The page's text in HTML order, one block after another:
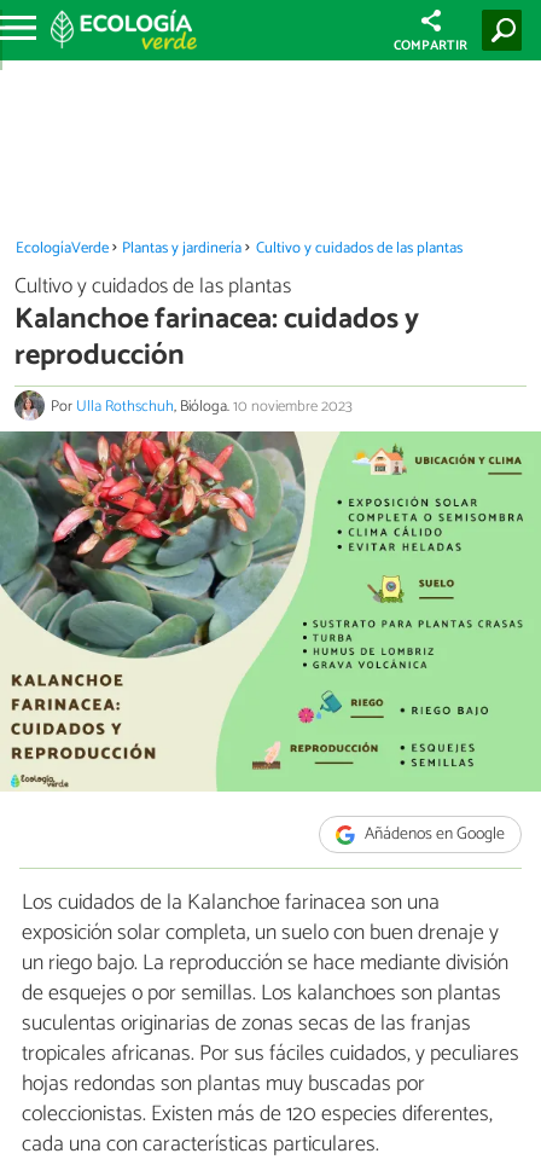
COMPARTIR
EcologíaVerde Plantas y jardinería Cultivo y cuidados de las plantas
Cultivo y cuidados de las plantas
Kalanchoe farinacea: cuidados y
reproducción
PorUlla Rothschuh, Bióloga.10 noviembre 2023
Añádenos en Google
Los cuidados de la Kalanchoe farinacea son una
exposición solar completa, un suelo con buen drenaje y
un riego bajo. La reproducción se hace mediante división
de esquejes o por semillas. Los kalanchoes son plantas
suculentas originarias de zonas secas de las franjas
tropicales africanas. Por sus fáciles cuidados, y peculiares
hojas redondas son plantas muy buscadas por
coleccionistas. Existen más de 120 especies diferentes,
cada una con características particulares.